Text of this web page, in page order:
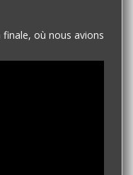
où nous avions